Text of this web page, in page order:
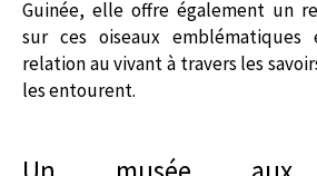
Guinée, elle offre également un
sur ces oiseaux
relation au vivant à travers les
les entourent.